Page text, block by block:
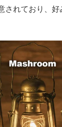
されており、